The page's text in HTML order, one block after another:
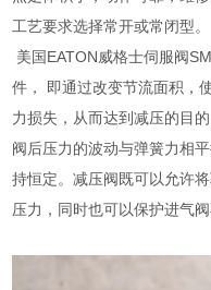
工艺要求选择常开或常闭型。
美国EATON威格士伺服阀
件， 即通过改变节流面积，
力损失，从而达到减压的目
阀后压力的波动与弹簧力相
持恒定。减压阀既可以允许
压力，同时也可以保护进气阀